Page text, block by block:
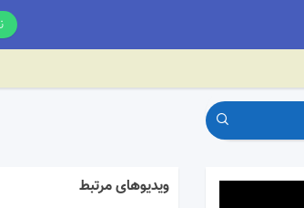
ویدیوهای مرتبط